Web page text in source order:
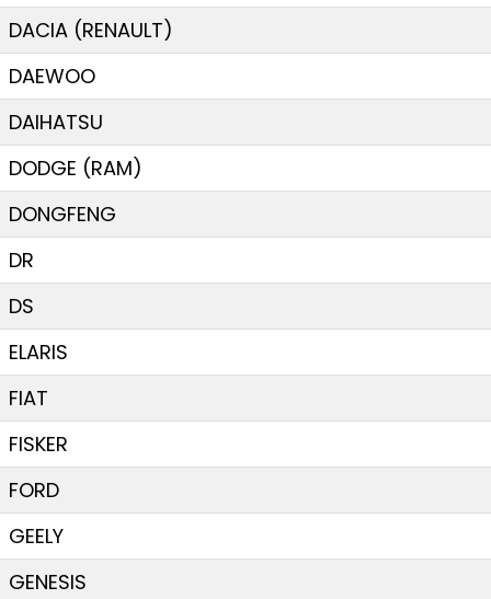
DACIA (RENAULT)
DAEWOO
DAIHATSU
DODGE (RAM)
DONGFENG
DR
DS
ELARIS
FIAT
FISKER
FORD
GEELY
GENESIS